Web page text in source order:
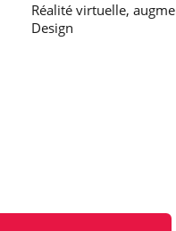
Réalité virtuelle,
Design